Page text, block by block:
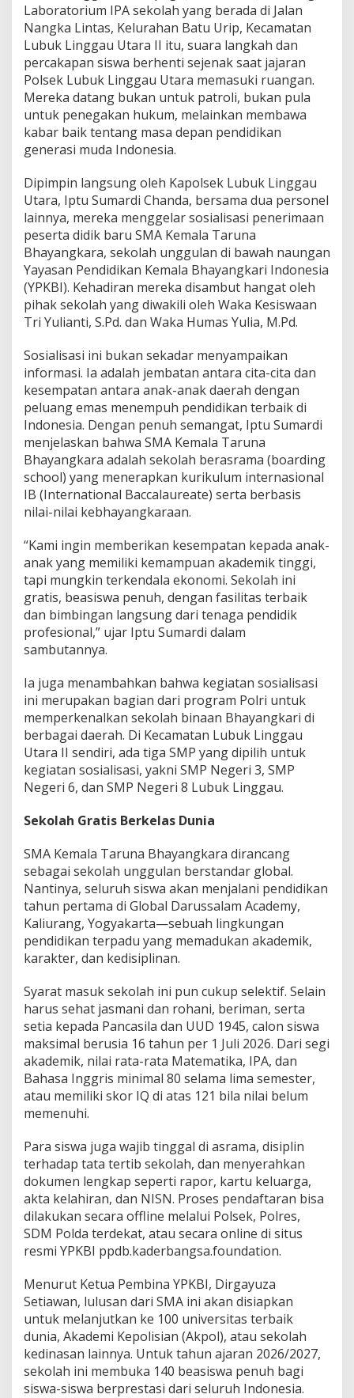
r
u
n
a
h
a
y
a
n
g
a
r
a
d
i
S
M
P
N
e
g
r
i
8
u
b
u
k
L
i
n
g
a
u
Laboratorium IPA sekolah yang berada di Jalan
Nangka Lintas, Kelurahan Batu Urip, Kecamatan
Lubuk Linggau Utara II itu, suara langkah dan
percakapan siswa berhenti sejenak saat jajaran
Polsek Lubuk Linggau Utara memasuki ruangan.
Mereka datang bukan untuk patroli, bukan pula
untuk penegakan hukum, melainkan membawa
kabar baik tentang masa depan pendidikan
generasi muda Indonesia.
Dipimpin langsung oleh Kapolsek Lubuk Linggau
Utara, Iptu Sumardi Chanda, bersama dua personel
lainnya, mereka menggelar sosialisasi penerimaan
peserta didik baru SMA Kemala Taruna
Bhayangkara, sekolah unggulan di bawah naungan
Yayasan Pendidikan Kemala Bhayangkari Indonesia
(YPKBI). Kehadiran mereka disambut hangat oleh
pihak sekolah yang diwakili oleh Waka Kesiswaan
Tri Yulianti, S.Pd. dan Waka Humas Yulia, M.Pd.
Sosialisasi ini bukan sekadar menyampaikan
informasi. Ia adalah jembatan antara cita-cita dan
kesempatan antara anak-anak daerah dengan
peluang emas menempuh pendidikan terbaik di
Indonesia. Dengan penuh semangat, Iptu Sumardi
menjelaskan bahwa SMA Kemala Taruna
Bhayangkara adalah sekolah berasrama (boarding
school) yang menerapkan kurikulum internasional
IB (International Baccalaureate) serta berbasis
nilai-nilai kebhayangkaraan.
“Kami ingin memberikan kesempatan kepada anak-
anak yang memiliki kemampuan akademik tinggi,
tapi mungkin terkendala ekonomi. Sekolah ini
gratis, beasiswa penuh, dengan fasilitas terbaik
dan bimbingan langsung dari tenaga pendidik
profesional,” ujar Iptu Sumardi dalam
sambutannya.
Ia juga menambahkan bahwa kegiatan sosialisasi
ini merupakan bagian dari program Polri untuk
memperkenalkan sekolah binaan Bhayangkari di
berbagai daerah. Di Kecamatan Lubuk Linggau
Utara II sendiri, ada tiga SMP yang dipilih untuk
kegiatan sosialisasi, yakni SMP Negeri 3, SMP
Negeri 6, dan SMP Negeri 8 Lubuk Linggau.
Sekolah Gratis Berkelas Dunia
SMA Kemala Taruna Bhayangkara dirancang
sebagai sekolah unggulan berstandar global.
Nantinya, seluruh siswa akan menjalani pendidikan
tahun pertama di Global Darussalam Academy,
Kaliurang, Yogyakarta—sebuah lingkungan
pendidikan terpadu yang memadukan akademik,
karakter, dan kedisiplinan.
Syarat masuk sekolah ini pun cukup selektif. Selain
harus sehat jasmani dan rohani, beriman, serta
setia kepada Pancasila dan UUD 1945, calon siswa
maksimal berusia 16 tahun per 1 Juli 2026. Dari segi
akademik, nilai rata-rata Matematika, IPA, dan
Bahasa Inggris minimal 80 selama lima semester,
atau memiliki skor IQ di atas 121 bila nilai belum
memenuhi.
Para siswa juga wajib tinggal di asrama, disiplin
terhadap tata tertib sekolah, dan menyerahkan
dokumen lengkap seperti rapor, kartu keluarga,
akta kelahiran, dan NISN. Proses pendaftaran bisa
dilakukan secara offline melalui Polsek, Polres,
SDM Polda terdekat, atau secara online di situs
resmi YPKBI ppdb.kaderbangsa.foundation.
Menurut Ketua Pembina YPKBI, Dirgayuza
Setiawan, lulusan dari SMA ini akan disiapkan
untuk melanjutkan ke 100 universitas terbaik
dunia, Akademi Kepolisian (Akpol), atau sekolah
kedinasan lainnya. Untuk tahun ajaran 2026/2027,
sekolah ini membuka 140 beasiswa penuh bagi
siswa-siswa berprestasi dari seluruh Indonesia.